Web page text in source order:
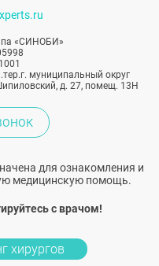
«СИНОБИ»
муниципальный округ
д. 27, помещ. 13Н
для ознакомления и
медицинскую помощь.
с врачом!
хирургов